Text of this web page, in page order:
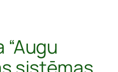
“Augu